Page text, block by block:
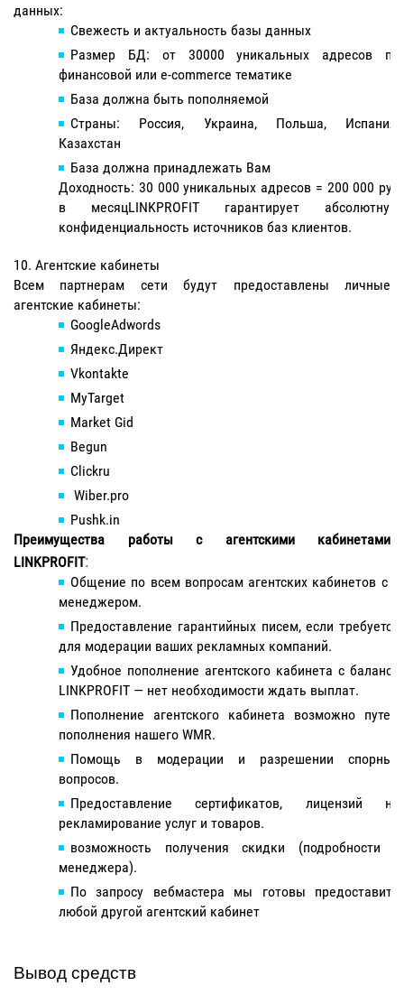
данных:
Свежесть и актуальность базы данных
Размер БД: от 30000 уникальных адресов по
финансовой или e-commerce тематике
База должна быть пополняемой
Страны: Россия, Украина, Польша, Испания,
Казахстан
База должна принадлежать Вам
Доходность: 30 000 уникальных адресов = 200 000 руб
в месяцLINKPROFIT гарантирует абсолютную
конфиденциальность источников баз клиентов.
Агентские кабинеты
Всем партнерам сети будут предоставлены личные
агентские кабинеты:
GoogleAdwords
Яндекс.Директ
Vkontakte
MyTarget
Market Gid
Begun
Clickru
Wiber.pro
Pushk.in
Преимущества работы с агентскими кабинетами
LINKPROFIT:
Общение по всем вопросам агентских кабинетов с 1
менеджером.
Предоставление гарантийных писем, если требуется
для модерации ваших рекламных компаний.
Удобное пополнение агентского кабинета с баланса
LINKPROFIT — нет необходимости ждать выплат.
Пополнение агентского кабинета возможно путем
пополнения нашего WMR.
Помощь в модерации и разрешении спорных
вопросов.
Предоставление сертификатов, лицензий на
рекламирование услуг и товаров.
возможность получения скидки (подробности у
менеджера).
По запросу вебмастера мы готовы предоставить
любой другой агентский кабинет
Вывод средств